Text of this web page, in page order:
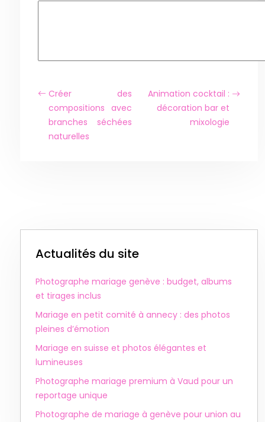
Créer des
compositions avec
branches séchées
naturelles
Animation cocktail :
décoration bar et
mixologie
Actualités du site
Photographe mariage genève : budget, albums
et tirages inclus
Mariage en petit comité à annecy : des photos
pleines d’émotion
Mariage en suisse et photos élégantes et
lumineuses
Photographe mariage premium à Vaud pour un
reportage unique
Photographe de mariage à genève pour union au